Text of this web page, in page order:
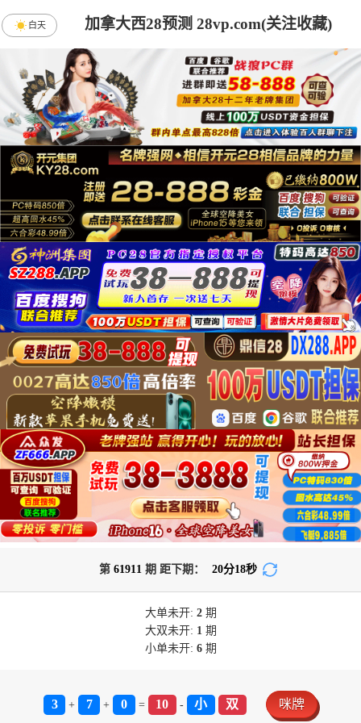
加拿大西28预测 28vp.com(关注收藏)
白天
第 61911 期 距下期： 20分17秒
大单未开: 2期
大双未开: 1 期
小单未开: 6期
3 + 7 + 0 = 10 - 小 双 咪牌